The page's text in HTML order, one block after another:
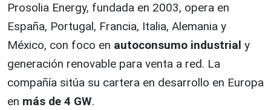
Prosolia Energy, fundada en 2003, opera en
España, Portugal, Francia, Italia, Alemania y
México, con foco en autoconsumo industrial y
generación renovable para venta a red. La
compañía sitúa su cartera en desarrollo en Europa
en más de 4 GW.